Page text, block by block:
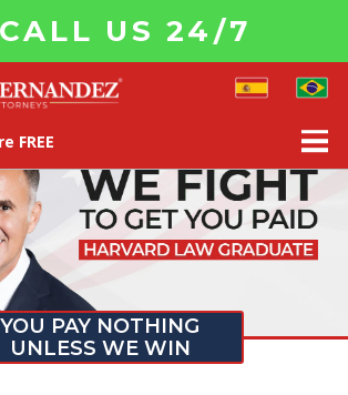
CALL US 24/7
FREE
YOU PAY NOTHING
UNLESS WE WIN